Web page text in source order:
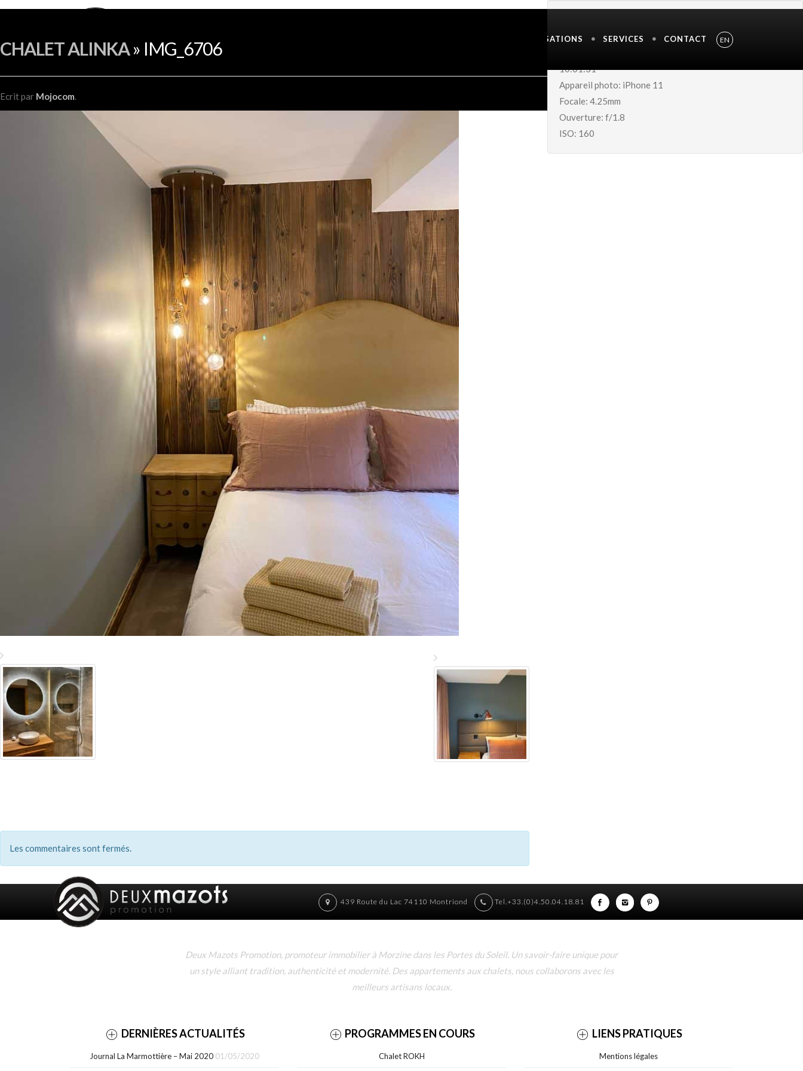
RÉALISATIONS SERVICES CONTACT EN
CHALET ALINKA» IMG_6706
Ecritpar Mojocom.
Les commentaires sont fermés.
INFORMATION DE L'IMAGE
10:01:31
Appareil photo: iPhone 11
Focale: 4.25mm
Ouverture: f/1.8
ISO: 160
439 Route du Lac 74110 Montriond Tel.+33.(0)4.50.04.18.81
Deux Mazots Promotion, promoteur immobilier à Morzine dans les Portes du Soleil. Un savoir-faire unique pour
un style alliant tradition, authenticité et modernité. Des appartements aux chalets, nous collaborons avec les
meilleurs artisans locaux.
DERNIÈRES ACTUALITÉS
Journal La Marmottière – Mai 2020 01/05/2020
PROGRAMMES EN COURS
Chalet ROKH
LIENS PRATIQUES
Mentions légales